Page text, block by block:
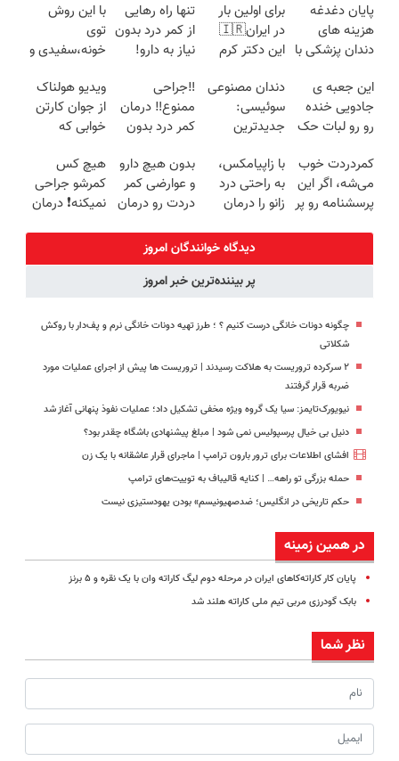
پایان دغدغه
هزینه های
دندان پزشکی با
کننده خانگی
برای اولین بار
در ایران🇮🇷
این دکتر کرم
روزه ساخت!
تنها راه رهایی
از کمر درد بدون
نیاز به دارو!
با این روش
توی
خونه،سفیدی و
برگردون
(40%off)
این جعبه ی
جادویی خنده
رو رو لبات حک
خرید40%تخفیف
دندان مصنوعی
سوئیسی:
جدیدترین
سبک و مقاوم |
پرداخت قسطی
‼️جراحی
ممنوع‼️ درمان
کمر درد بدون
نقاهت
ویدیو هولناک
از جوان کارتن
خوابی که
آموزش رایگان
کمردردت خوب
می‌شه، اگر این
پرسشنامه رو پر
با زاپیامکس،
به راحتی درد
زانو را درمان
بدون هیچ دارو
و عوارضی کمر
دردت رو درمان
(پرسش‌نامه)
هیچ کس
کمرشو جراحی
نمیکنه❗ درمان
(پرسشنامه)
دیدگاه خوانندگان امروز
پر بیننده‌ترین خبر امروز
چگونه دونات خانگی درست کنیم ؟ ؛ طرز تهیه دونات خانگی نرم و پف‌دار با روکش
شکلاتی
۲ سرکرده تروریست به هلاکت رسیدند | تروریست ها پیش از اجرای عملیات مورد
ضربه قرار گرفتند
نیویورک‌تایمز: سیا یک گروه ویژه مخفی تشکیل داد؛ عملیات نفوذ پنهانی آغاز شد
دنیل بی خیال پرسپولیس نمی شود | مبلغ پیشنهادی باشگاه چقدر بود؟
افشای اطلاعات برای ترور بارون ترامپ | ماجرای قرار عاشقانه با یک زن
حمله بزرگی تو راهه… | کنایه قالیباف به توییت‌های ترامپ
حکم تاریخی در انگلیس؛ ضدصهیونیسم» بودن یهودستیزی نیست
در همین زمینه
پایان کار کاراته‌کاهای ایران در مرحله دوم لیگ کاراته وان با یک نقره و ۵ برنز
بابک گودرزی مربی تیم ملی کاراته هلند شد
نظر شما